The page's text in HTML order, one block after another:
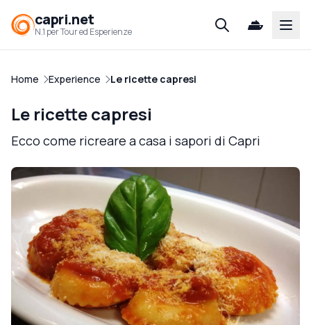
capri.net
N.1 per Tour ed Esperienze
Home Experience Le ricette capresi
Le ricette capresi
Ecco come ricreare a casa i sapori di Capri